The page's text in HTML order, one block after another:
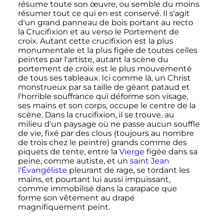
résume toute son œuvre, ou semble du moins
résumer tout ce qui en est conservé. Il s'agit
d'un grand panneau de bois portant au recto
la Crucifixion et au verso le Portement de
croix. Autant cette crucifixion est la plus
monumentale et la plus figée de toutes celles
peintes par l'artiste, autant la scène du
portement de croix est le plus mouvementé
de tous ses tableaux. Ici comme là, un Christ
monstrueux par sa taille de géant pataud et
l'horrible souffrance qui déforme son visage,
ses mains et son corps, occupe le centre de la
scène. Dans la crucifixion, il se trouve, au
milieu d'un paysage où ne passe aucun souffle
de vie, fixé par des clous (toujours au nombre
de trois chez le peintre) grands comme des
piquets de tente, entre la Vierge figée dans sa
peine, comme autiste, et un saint Jean
l'Évangéliste pleurant de rage, se tordant les
mains, et pourtant lui aussi impuissant,
comme immobilisé dans la carapace que
forme son vêtement au drapé
magnifiquement peint.